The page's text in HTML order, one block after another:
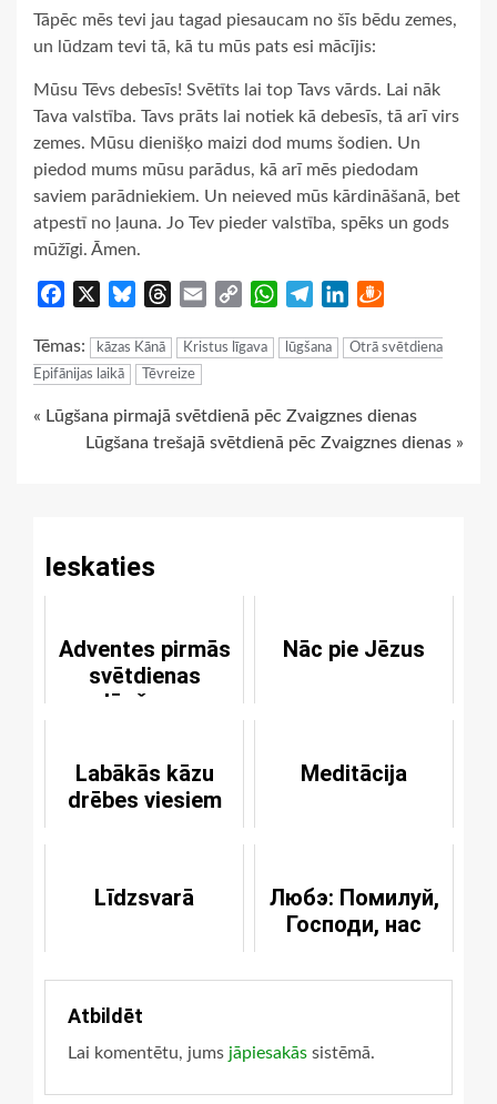
Tāpēc mēs tevi jau tagad piesaucam no šīs bēdu zemes,
un lūdzam tevi tā, kā tu mūs pats esi mācījis:
Mūsu Tēvs debesīs! Svētīts lai top Tavs vārds. Lai nāk
Tava valstība. Tavs prāts lai notiek kā debesīs, tā arī virs
zemes. Mūsu dienišķo maizi dod mums šodien. Un
piedod mums mūsu parādus, kā arī mēs piedodam
saviem parādniekiem. Un neieved mūs kārdināšanā, bet
atpestī no ļauna. Jo Tev pieder valstība, spēks un gods
mūžīgi. Āmen.
Facebook BlueskyThreads
Email
Copy
WhatsApp
TelegramLinkedIn
Tēmas: kāzas Kānā Kristus līgava lūgšana
Otrā svētdiena
Epifānijas laikā
Tēvreize
Continue
« Lūgšana pirmajā svētdienā pēc Zvaigznes dienas
Lūgšana trešajā svētdienā pēc Zvaigznes dienas »
Ieskaties
Adventes pirmās
svētdienas
lūgšana
Nāc pie Jēzus
Labākās kāzu
drēbes viesiem
Meditācija
Līdzsvarā
Любэ: Помилуй,
Господи, нас
Atbildēt
Lai komentētu, jums jāpiesakās sistēmā.